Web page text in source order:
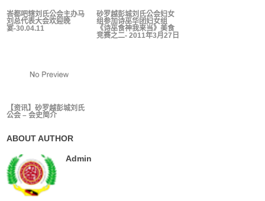
峇都吧辖刘氏公会主办马
刘总代表大会欢迎晚
宴-30.04.11
砂罗越彭城刘氏公会妇女
组参加诗巫华团妇女组
《诗巫食神我来当》美食
竞赛之二- 2011年3月27日
【资讯】砂罗越彭城刘氏
公会 – 会史简介
ABOUT AUTHOR
Admin